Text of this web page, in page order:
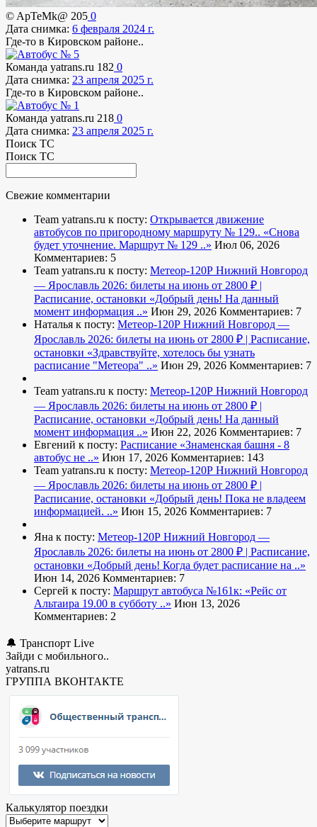
© ApTeMk@ 205 0
Дата снимка: 6 февраля 2024 г.
Где-то в Кировском районе..
Команда yatrans.ru 182 0
Дата снимка: 23 апреля 2025 г.
Где-то в Кировском районе..
Команда yatrans.ru 218 0
Дата снимка: 23 апреля 2025 г.
Поиск ТС
Поиск ТС
Свежие комментарии
Team yatrans.ru к посту: Открывается движение
автобусов по пригородному маршруту № 129.. «Снова
будет уточнение. Маршрут № 129 ..» Июл 06, 2026
Комментариев: 5
Team yatrans.ru к посту: Метеор-120Р Нижний Новгород
— Ярославль 2026: билеты на июнь от 2800 ₽ |
Расписание, остановки «Добрый день! На данный
момент информация ..» Июн 29, 2026 Комментариев: 7
Наталья к посту: Метеор-120Р Нижний Новгород —
Ярославль 2026: билеты на июнь от 2800 ₽ | Расписание,
остановки «Здравствуйте, хотелось бы узнать
расписание "Метеора" ..» Июн 29, 2026 Комментариев: 7
Team yatrans.ru к посту: Метеор-120Р Нижний Новгород
— Ярославль 2026: билеты на июнь от 2800 ₽ |
Расписание, остановки «Добрый день! На данный
момент информация ..» Июн 22, 2026 Комментариев: 7
Евгений к посту: Расписание «Знаменская башня - 8
автобус не ..» Июн 17, 2026 Комментариев: 143
Team yatrans.ru к посту: Метеор-120Р Нижний Новгород
— Ярославль 2026: билеты на июнь от 2800 ₽ |
Расписание, остановки «Добрый день! Пока не владеем
информацией. ..» Июн 15, 2026 Комментариев: 7
Яна к посту: Метеор-120Р Нижний Новгород —
Ярославль 2026: билеты на июнь от 2800 ₽ | Расписание,
остановки «Добрый день! Когда будет расписание на ..»
Июн 14, 2026 Комментариев: 7
Сергей к посту: Маршрут автобуса №161к: «Рейс от
Альтаира 19.00 в субботу ..» Июн 13, 2026
Комментариев: 2
🔔 Транспорт Live
Зайди с мобильного..
yatrans.ru
ГРУППА ВКОНТАКТЕ
Калькулятор поездки